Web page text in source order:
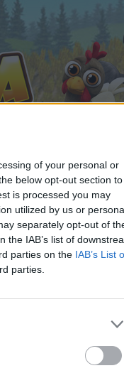
of your personal or
below opt-out section to
is processed you may
utilized by us or
separately opt-out of
IAB’s list of
parties on the IAB’s List
parties.
θα πρέπει
στην ομάδα μας στο